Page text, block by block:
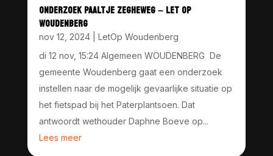
ONDERZOEK PAALTJE ZEGHEWEG – LET OP
WOUDENBERG
nov 12, 2024| LetOp Woudenberg
di 12 nov, 15:24 Algemeen WOUDENBERG De
gemeente Woudenberg gaat een onderzoek
instellen naar de mogelijk gevaarlijke situatie op
het fietspad bij het Paterplantsoen. Dat
antwoordt wethouder Daphne Boeve op...
Lees meer